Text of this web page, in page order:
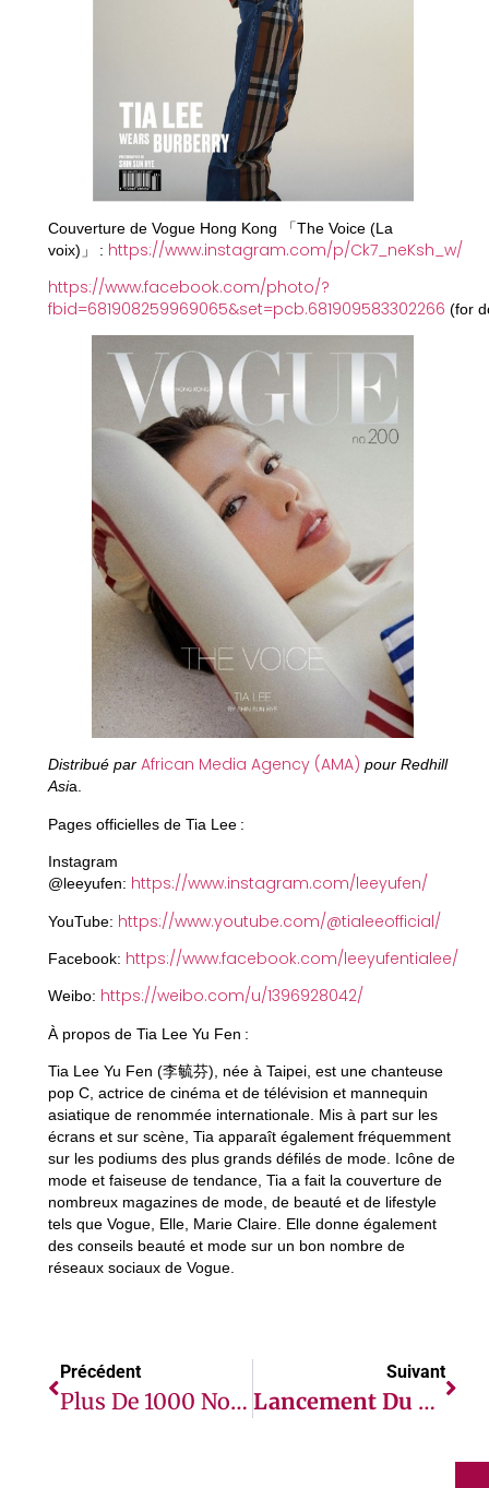
Couverture de Vogue Hong Kong 「The Voice (La
voix)」 : https://www.instagram.com/p/Ck7_neKsh_w/
https://www.facebook.com/photo/?
fbid=681908259969065&set=pcb.681909583302266 (for
Distribué par African Media Agency (AMA) pour Redhill
Asia.
Pages officielles de Tia Lee :
Instagram
@leeyufen: https://www.instagram.com/leeyufen/
YouTube: https://www.youtube.com/@tialeeofficial/
Facebook: https://www.facebook.com/leeyufentialee/
Weibo: https://weibo.com/u/1396928042/
À propos de Tia Lee Yu Fen :
Tia Lee Yu Fen (李毓芬), née à Taipei, est une chanteuse
pop C, actrice de cinéma et de télévision et mannequin
asiatique de renommée internationale. Mis à part sur les
écrans et sur scène, Tia apparaît également fréquemment
sur les podiums des plus grands défilés de mode. Icône de
mode et faiseuse de tendance, Tia a fait la couverture de
nombreux magazines de mode, de beauté et de lifestyle
tels que Vogue, Elle, Marie Claire. Elle donne également
des conseils beauté et mode sur un bon nombre de
réseaux sociaux de Vogue.
Précédent
Plus De 1000 Nouveaux Policiers Maliens Du Groupement Mobile De Sécurité Formés Avec L’appui De La Police Des Nations Unies
Suivant
Lancement Du Fonds De Croissance Pour L’Afrique De La Fondation Mastercard, Doté De 200 Millions De Dollars (USD), Destiné Aux Véhicules D’investissement (VI) Pour Catalyser Les Perspectives D’emploi